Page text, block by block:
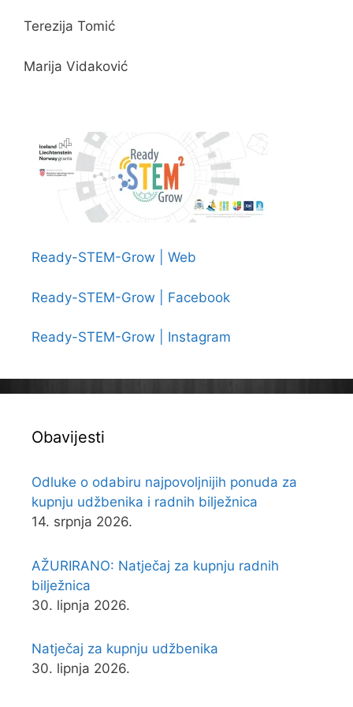
Terezija Tomić
Marija Vidaković
Ready-STEM-Grow | Web
Ready-STEM-Grow | Facebook
Ready-STEM-Grow | Instagram
Obavijesti
Odluke o odabiru najpovoljnijih ponuda za
kupnju udžbenika i radnih bilježnica
14. srpnja 2026.
AŽURIRANO: Natječaj za kupnju radnih
bilježnica
30. lipnja 2026.
Natječaj za kupnju udžbenika
30. lipnja 2026.